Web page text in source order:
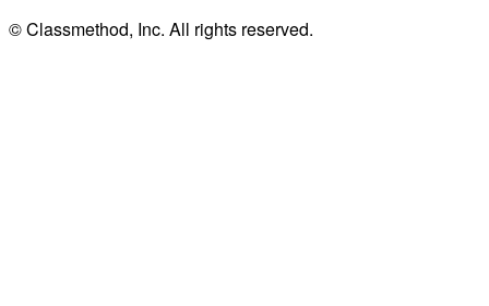
© Classmethod, Inc. All rights reserved.